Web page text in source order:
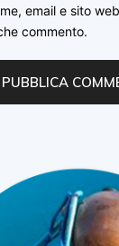
email e sito
commento.